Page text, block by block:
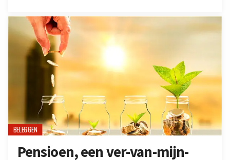
BELEGGEN
Pensioen, een ver-van-mijn-